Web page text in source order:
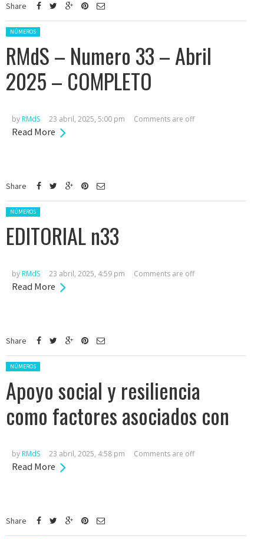
Share
Posted in:
NÚMEROS
RMdS – Numero 33 – Abril
2025 – COMPLETO
by RMdS 23 abril, 2025, 5:00 pm Comments are off
Read More
Share
Posted in:
NÚMEROS
EDITORIAL n33
by RMdS 23 abril, 2025, 4:59 pm Comments are off
Read More
Share
Posted in:
NÚMEROS
Apoyo social y resiliencia
como factores asociados con
by RMdS 23 abril, 2025, 4:58 pm Comments are off
Read More
Share